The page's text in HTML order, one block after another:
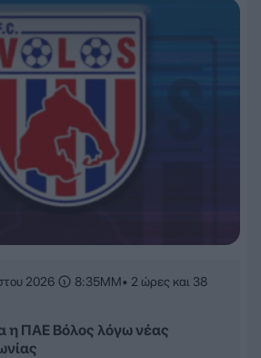
2026 8:35ΜΜ• 2 ώρες και 38
η ΠΑΕ Βόλος λόγω νέας